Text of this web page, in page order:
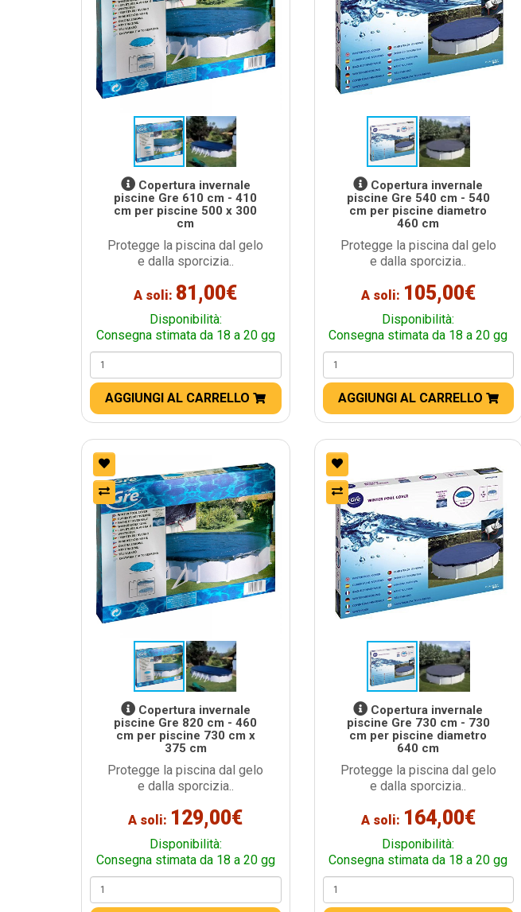
Copertura invernale
piscine Gre 610 cm - 410
cm per piscine 500 x 300
cm
Protegge la piscina dal gelo
e dalla sporcizia..
A soli: 81,00€
Disponibilità:
Consegna stimata da 18 a 20 gg
AGGIUNGI AL CARRELLO
Copertura invernale
piscine Gre 540 cm - 540
cm per piscine diametro
460 cm
Protegge la piscina dal gelo
e dalla sporcizia..
A soli: 105,00€
Disponibilità:
Consegna stimata da 18 a 20 gg
AGGIUNGI AL CARRELLO
Copertura invernale
piscine Gre 820 cm - 460
cm per piscine 730 cm x
375 cm
Protegge la piscina dal gelo
e dalla sporcizia..
A soli: 129,00€
Disponibilità:
Consegna stimata da 18 a 20 gg
Copertura invernale
piscine Gre 730 cm - 730
cm per piscine diametro
640 cm
Protegge la piscina dal gelo
e dalla sporcizia..
A soli: 164,00€
Disponibilità:
Consegna stimata da 18 a 20 gg